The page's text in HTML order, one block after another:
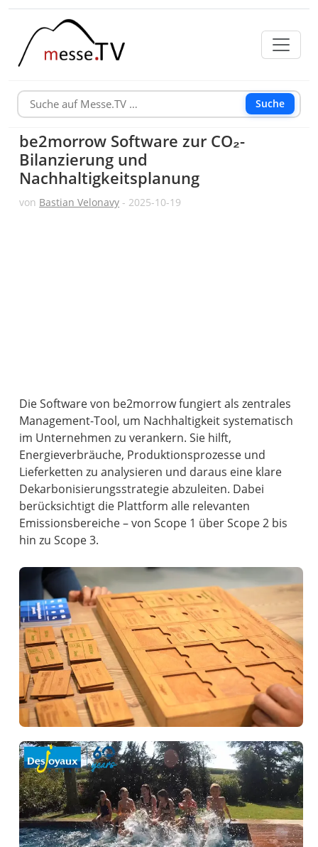
Suche
be2morrow Software zur CO₂-
Bilanzierung und
Nachhaltigkeitsplanung
von Bastian Velonavy - 2025-10-19
Die Software von be2morrow fungiert als zentrales
Management-Tool, um Nachhaltigkeit systematisch
im Unternehmen zu verankern. Sie hilft,
Energieverbräuche, Produktionsprozesse und
Lieferketten zu analysieren und daraus eine klare
Dekarbonisierungsstrategie abzuleiten. Dabei
berücksichtigt die Plattform alle relevanten
Emissionsbereiche – von Scope 1 über Scope 2 bis
hin zu Scope 3.